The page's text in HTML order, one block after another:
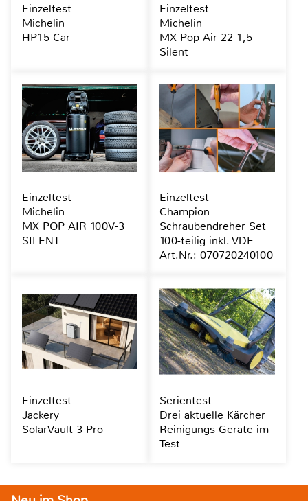
Einzeltest
Michelin
HP15 Car
Einzeltest
Michelin
MX Pop Air 22-1,5
Silent
Einzeltest
Michelin
MX POP AIR 100V-3
SILENT
Einzeltest
Champion
Schraubendreher Set
100-teilig inkl. VDE
Art.Nr.: 070720240100
Einzeltest
Jackery
SolarVault 3 Pro
Serientest
Drei aktuelle Kärcher
Reinigungs-Geräte im
Test